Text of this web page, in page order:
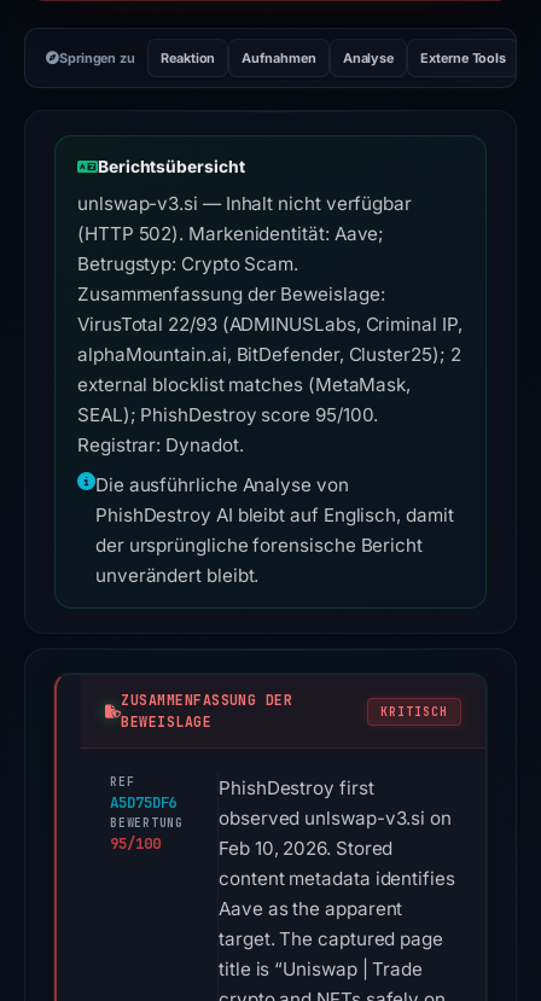
Springen zu Reaktion Aufnahmen Analyse Externe Tools
Berichtsübersicht
unlswap-v3.si — Inhalt nicht verfügbar
(HTTP 502). Markenidentität: Aave;
Betrugstyp: Crypto Scam.
Zusammenfassung der Beweislage:
VirusTotal 22/93 (ADMINUSLabs, Criminal IP,
alphaMountain.ai, BitDefender, Cluster25); 2
external blocklist matches (MetaMask,
SEAL); PhishDestroy score 95/100.
Registrar: Dynadot.
Die ausführliche Analyse von
PhishDestroy AI bleibt auf Englisch, damit
der ursprüngliche forensische Bericht
unverändert bleibt.
ZUSAMMENFASSUNG DER
BEWEISLAGE
KRITISCH
REF
A5D75DF6
BEWERTUNG
95/100
PhishDestroy first
observed unlswap-v3.si on
Feb 10, 2026. Stored
content metadata identifies
Aave as the apparent
target. The captured page
title is “Uniswap | Trade